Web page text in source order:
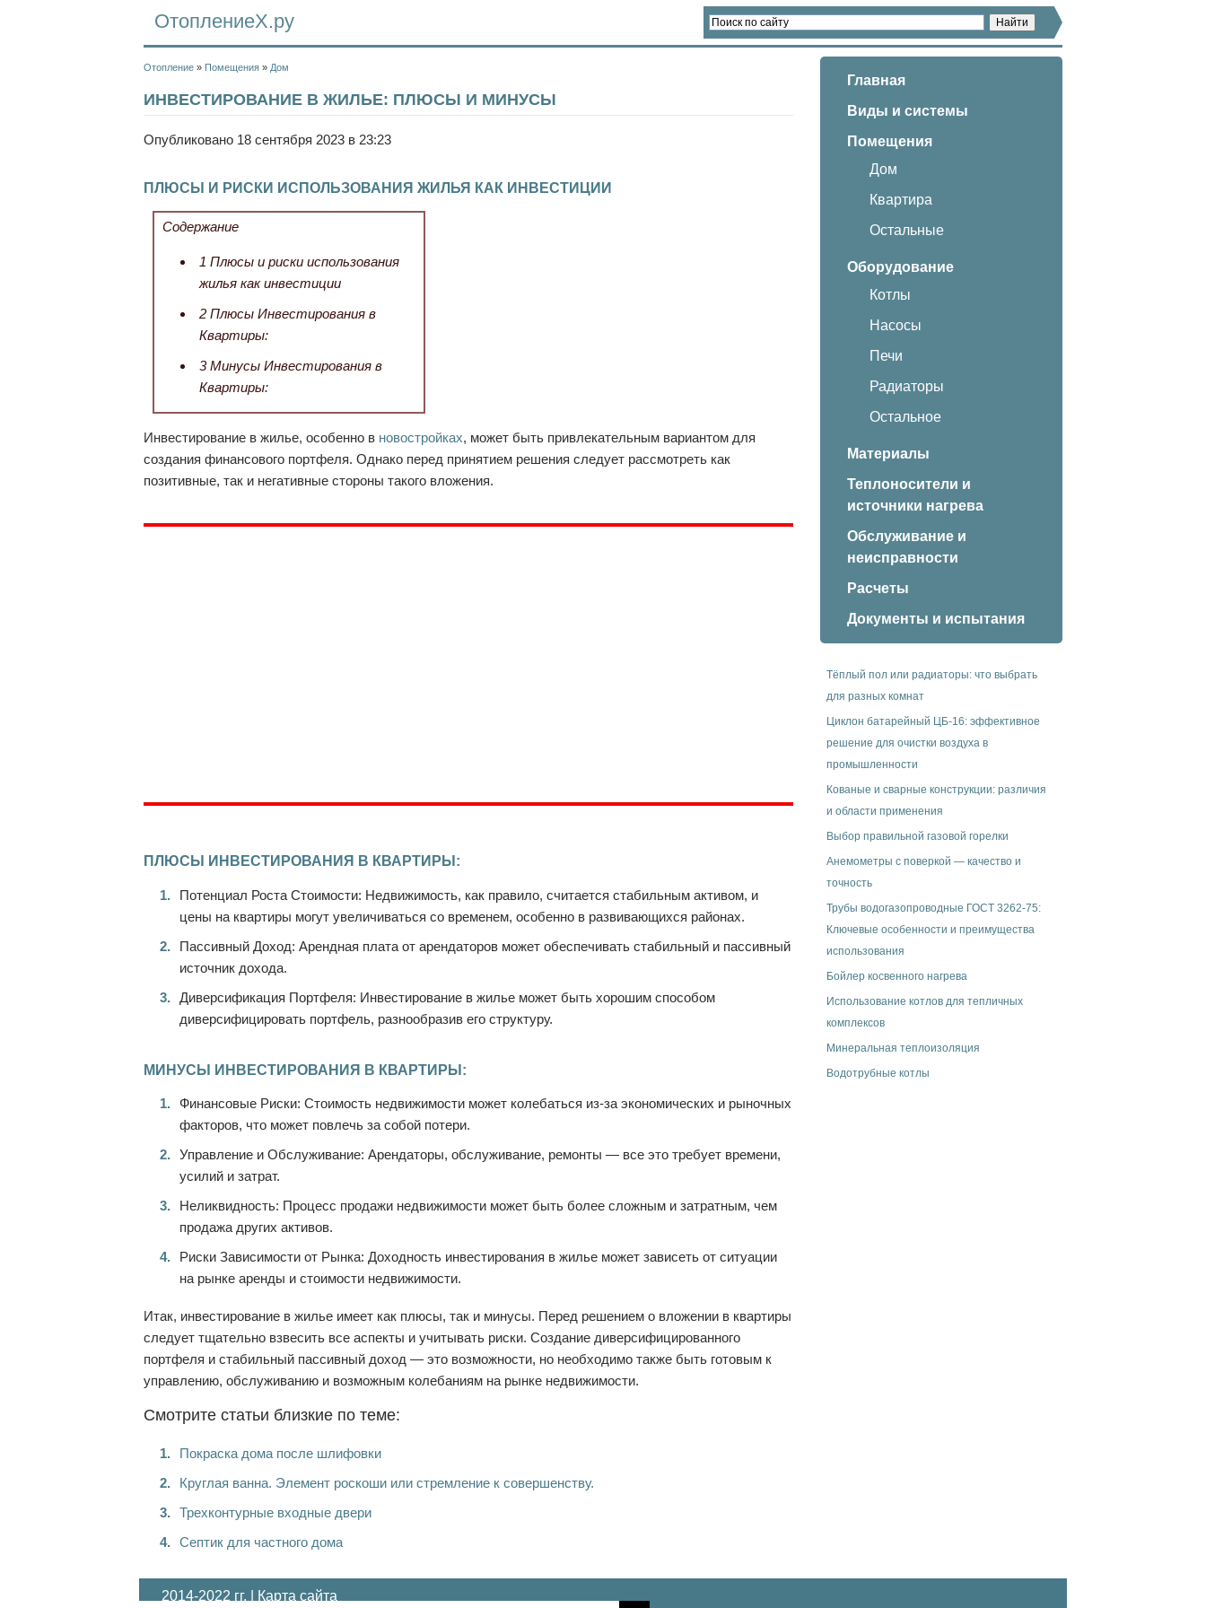
ОтоплениеХ.ру
Отопление » Помещения » Дом
ИНВЕСТИРОВАНИЕ В ЖИЛЬЕ: ПЛЮСЫ И МИНУСЫ
Опубликовано 18 сентября 2023 в 23:23
ПЛЮСЫ И РИСКИ ИСПОЛЬЗОВАНИЯ ЖИЛЬЯ КАК ИНВЕСТИЦИИ
Содержание
1 Плюсы и риски использования
жилья как инвестиции
2 Плюсы Инвестирования в
Квартиры:
3Минусы Инвестирования в
Квартиры:
Инвестирование в жилье, особенно в новостройках, может быть привлекательным вариантом для
создания финансового портфеля. Однако перед принятием решения следует рассмотреть как
позитивные, так и негативные стороны такого вложения.
ПЛЮСЫ ИНВЕСТИРОВАНИЯ В КВАРТИРЫ:
Потенциал Роста Стоимости: Недвижимость, как правило, считается стабильным активом, и
цены на квартиры могут увеличиваться со временем, особенно в развивающихся районах.
Пассивный Доход: Арендная плата от арендаторов может обеспечивать стабильный и пассивный
источник дохода.
Диверсификация Портфеля: Инвестирование в жилье может быть хорошим способом
диверсифицировать портфель, разнообразив его структуру.
МИНУСЫ ИНВЕСТИРОВАНИЯ В КВАРТИРЫ:
Финансовые Риски: Стоимость недвижимости может колебаться из-за экономических и рыночных
факторов, что может повлечь за собой потери.
Управление и Обслуживание: Арендаторы, обслуживание, ремонты — все это требует времени,
усилий и затрат.
Неликвидность: Процесс продажи недвижимости может быть более сложным и затратным, чем
продажа других активов.
Риски Зависимости от Рынка: Доходность инвестирования в жилье может зависеть от ситуации
на рынке аренды и стоимости недвижимости.
Итак, инвестирование в жилье имеет как плюсы, так и минусы. Перед решением о вложении в квартиры
следует тщательно взвесить все аспекты и учитывать риски. Создание диверсифицированного
портфеля и стабильный пассивный доход — это возможности, но необходимо также быть готовым к
управлению, обслуживанию и возможным колебаниям на рынке недвижимости.
Смотрите статьи близкие по теме:
Покраска дома после шлифовки
Круглая ванна. Элемент роскоши или стремление к совершенству.
Трехконтурные входные двери
Септик для частного дома
Главная
Виды и системы
Помещения
Дом
Квартира
Остальные
Оборудование
Котлы
Насосы
Печи
Радиаторы
Остальное
Материалы
Теплоносители и
источники нагрева
Обслуживание и
неисправности
Расчеты
Документы и испытания
Тёплый пол или радиаторы: что выбрать
для разных комнат
Циклон батарейный ЦБ-16: эффективное
решение для очистки воздуха в
промышленности
Кованые и сварные конструкции: различия
и области применения
Выбор правильной газовой горелки
Анемометры с поверкой — качество и
точность
Трубы водогазопроводные ГОСТ 3262-75:
Ключевые особенности и преимущества
использования
Бойлер косвенного нагрева
Использование котлов для тепличных
комплексов
Минеральная теплоизоляция
Водотрубные котлы
2014-2022 гг. | Карта сайта